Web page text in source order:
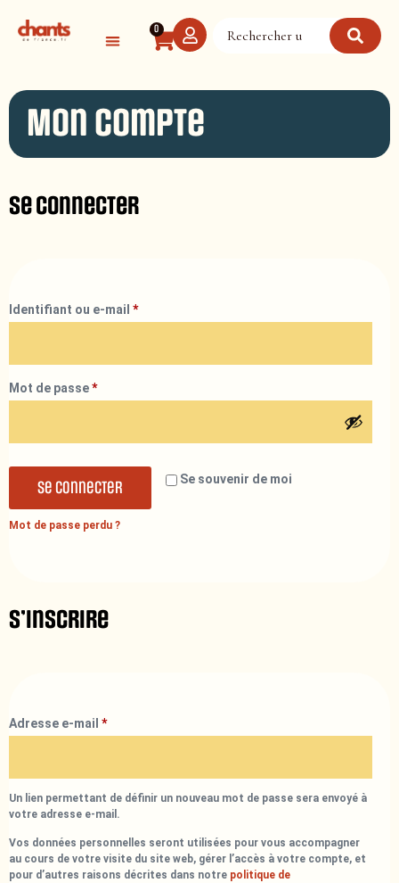
0
Mon compte
Se connecter
Identifiant ou e-mail *
Mot de passe*
Se souvenir de moi
Se connecter
Mot de passe perdu ?
S’inscrire
Adresse e-mail *
Un lien permettant de définir un nouveau mot de passe sera envoyé à
votre adresse e-mail.
Vos données personnelles seront utilisées pour vous accompagner
au cours de votre visite du site web, gérer l’accès à votre compte, et
pour d’autres raisons décrites dans notre politique de